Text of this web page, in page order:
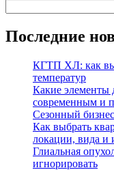
Последние
КГТП ХЛ: как
температур
Какие элементы
современным и
Сезонный
Как выбрать
локации, вида и
Глиальная
игнорировать